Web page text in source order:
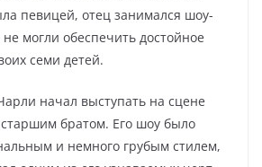
певицей, отец занимался шоу-
могли обеспечить достойное
семи детей.
начал выступать на сцене
братом. Его шоу было
и немного грубым стилем,